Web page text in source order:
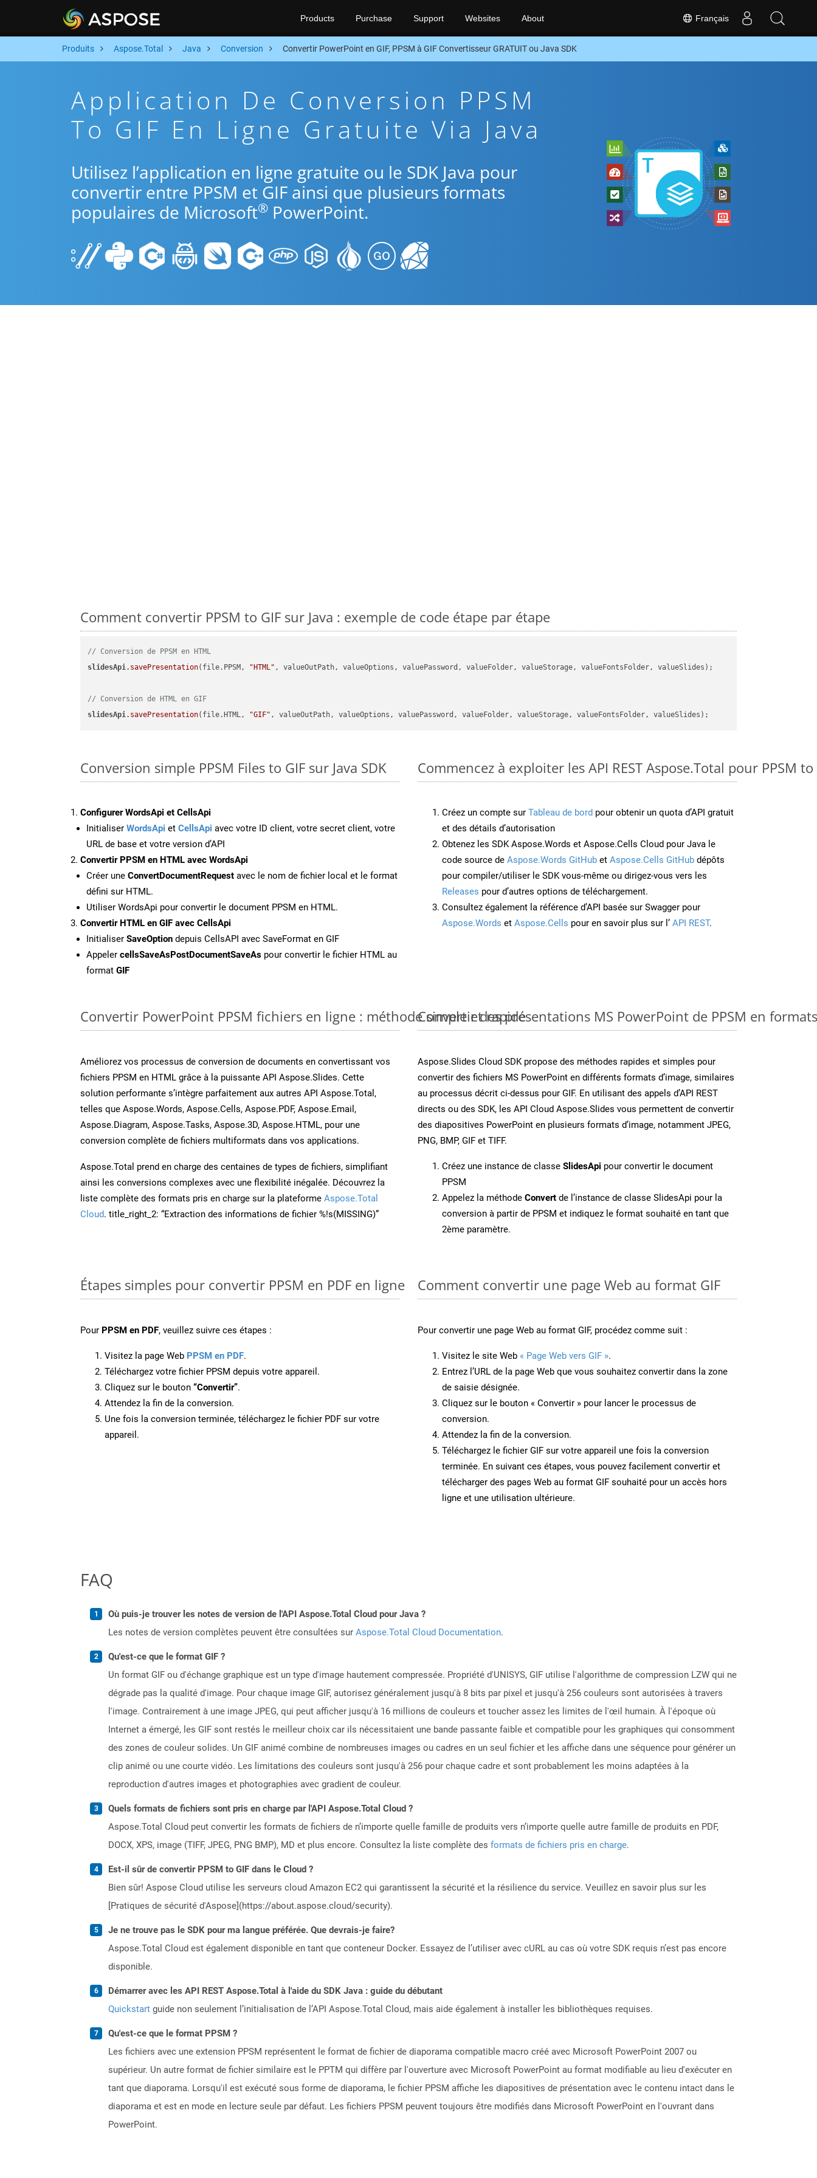
Français
Products Purchase Support Websites About
Produits Aspose.Total Java Conversion Convertir PowerPoint en GIF, PPSM à GIF Convertisseur GRATUIT ou Java SDK
Application De Conversion PPSM
To GIF En Ligne Gratuite Via Java
Utilisez l’application en ligne gratuite ou le SDK Java pour
convertir entre PPSM et GIF ainsi que plusieurs formats
populaires de Microsoft® PowerPoint.
Comment convertir PPSM to GIF sur Java : exemple de code étape par étape
// Conversion de PPSM en HTML
slidesApi.savePresentation(file.PPSM, "HTML" , valueOutPath, valueOptions, valuePassword, valueFolder, valueStorage, valueFontsFolder, valueSlides);
// Conversion de HTML en GIF
slidesApi.savePresentation(file.HTML, "GIF"
Conversion simple PPSM Files to GIF sur Java SDK
Configurer WordsApi et CellsApi
Initialiser WordsApi et CellsApi avec votre ID client, votre secret client, votre
URL de base et votre version d’API
Convertir PPSM en HTML avec WordsApi
Créer une ConvertDocumentRequest avec le nom de fichier local et le format
défini sur HTML.
Utiliser WordsApi pour convertir le document PPSM en HTML.
Convertir HTML en GIF avec CellsApi
Initialiser SaveOption depuis CellsAPI avec SaveFormat en GIF
Appeler cellsSaveAsPostDocumentSaveAs pour convertir le fichier HTML au
format GIF
Commencez à exploiter les API REST Aspose.Total pour PPSM to
Créez un compte sur Tableau de bord pour obtenir un quota d’API gratuit
et des détails d’autorisation
Obtenez les SDK Aspose.Words et Aspose.Cells Cloud pour Java le
code source de Aspose.Words GitHub et Aspose.Cells GitHub dépôts
pour compiler/utiliser le SDK vous-même ou dirigez-vous vers les
Releases pour d’autres options de téléchargement.
Consultez également la référence d’API basée sur Swagger pour
Aspose.Words et Aspose.Cells pour en savoir plus sur l’ API REST.
Convertir PowerPoint PPSM fichiers en ligne : méthode simple et rapide
Améliorez vos processus de conversion de documents en convertissant vos
fichiers PPSM en HTML grâce à la puissante API Aspose.Slides. Cette
solution performante s’intègre parfaitement aux autres API Aspose.Total,
telles que Aspose.Words, Aspose.Cells, Aspose.PDF, Aspose.Email,
Aspose.Diagram, Aspose.Tasks, Aspose.3D, Aspose.HTML, pour une
conversion complète de fichiers multiformats dans vos applications.
Aspose.Total prend en charge des centaines de types de fichiers, simplifiant
ainsi les conversions complexes avec une flexibilité inégalée. Découvrez la
liste complète des formats pris en charge sur la plateforme Aspose.Total
Cloud. title_right_2: “Extraction des informations de fichier %!s(MISSING)”
Convertir des présentations MS PowerPoint de PPSM en
Aspose.Slides Cloud SDK propose des méthodes rapides et simples pour
convertir des fichiers MS PowerPoint en différents formats d’image, similaires
au processus décrit ci-dessus pour GIF. En utilisant des appels d’API REST
directs ou des SDK, les API Cloud Aspose.Slides vous permettent de convertir
des diapositives PowerPoint en plusieurs formats d’image, notamment JPEG,
PNG, BMP, GIF et TIFF.
Créez une instance de classe SlidesApi pour convertir le document
PPSM
Appelez la méthode Convert de l’instance de classe SlidesApi pour la
conversion à partir de PPSM et indiquez le format souhaité en tant que
2ème paramètre.
Étapes simples pour convertir PPSM en PDF en ligne
Pour PPSM en PDF, veuillez suivre ces étapes :
Visitez la page Web PPSM en PDF.
Téléchargez votre fichier PPSM depuis votre appareil.
Cliquez sur le bouton “Convertir”.
Attendez la fin de la conversion.
Une fois la conversion terminée, téléchargez le fichier PDF sur votre
appareil.
Comment convertir une page Web au format GIF
Pour convertir une page Web au format GIF, procédez comme suit :
Visitez le site Web « Page Web vers GIF ».
Entrez l’URL de la page Web que vous souhaitez convertir dans la zone
de saisie désignée.
Cliquez sur le bouton « Convertir » pour lancer le processus de
conversion.
Attendez la fin de la conversion.
Téléchargez le fichier GIF sur votre appareil une fois la conversion
terminée. En suivant ces étapes, vous pouvez facilement convertir et
télécharger des pages Web au format GIF souhaité pour un accès hors
ligne et une utilisation ultérieure.
FAQ
Où puis-je trouver les notes de version de l'API Aspose.Total Cloud pour Java ?
Les notes de version complètes peuvent être consultées sur Aspose.Total Cloud Documentation.
Qu'est-ce que le format GIF ?
Un format GIF ou d'échange graphique est un type d'image hautement compressée. Propriété d'UNISYS, GIF utilise l'algorithme de compression LZW qui ne
dégrade pas la qualité d'image. Pour chaque image GIF, autorisez généralement jusqu'à 8 bits par pixel et jusqu'à 256 couleurs sont autorisées à travers
l'image. Contrairement à une image JPEG, qui peut afficher jusqu'à 16 millions de couleurs et toucher assez les limites de l'œil humain. À l'époque où
Internet a émergé, les GIF sont restés le meilleur choix car ils nécessitaient une bande passante faible et compatible pour les graphiques qui consomment
des zones de couleur solides. Un GIF animé combine de nombreuses images ou cadres en un seul fichier et les affiche dans une séquence pour générer un
clip animé ou une courte vidéo. Les limitations des couleurs sont jusqu'à 256 pour chaque cadre et sont probablement les moins adaptées à la
reproduction d'autres images et photographies avec gradient de couleur.
Quels formats de fichiers sont pris en charge par l'API Aspose.Total Cloud ?
Aspose.Total Cloud peut convertir les formats de fichiers de n’importe quelle famille de produits vers n’importe quelle autre famille de produits en PDF,
DOCX, XPS, image (TIFF, JPEG, PNG BMP), MD et plus encore. Consultez la liste complète des formats de fichiers pris en charge.
Est-il sûr de convertir PPSM to GIF dans le Cloud ?
Bien sûr! Aspose Cloud utilise les serveurs cloud Amazon EC2 qui garantissent la sécurité et la résilience du service. Veuillez en savoir plus sur les
[Pratiques de sécurité d'Aspose](https://about.aspose.cloud/security).
Je ne trouve pas le SDK pour ma langue préférée. Que devrais-je faire?
Aspose.Total Cloud est également disponible en tant que conteneur Docker. Essayez de l’utiliser avec cURL au cas où votre SDK requis n’est pas encore
disponible.
Démarrer avec les API REST Aspose.Total à l'aide du SDK Java : guide du débutant
Quickstart guide non seulement l’initialisation de l’API Aspose.Total Cloud, mais aide également à installer les bibliothèques requises.
Qu'est-ce que le format PPSM ?
Les fichiers avec une extension PPSM représentent le format de fichier de diaporama compatible macro créé avec Microsoft PowerPoint 2007 ou
supérieur. Un autre format de fichier similaire est le PPTM qui diffère par l'ouverture avec Microsoft PowerPoint au format modifiable au lieu d'exécuter en
tant que diaporama. Lorsqu'il est exécuté sous forme de diaporama, le fichier PPSM affiche les diapositives de présentation avec le contenu intact dans le
diaporama et est en mode en lecture seule par défaut. Les fichiers PPSM peuvent toujours être modifiés dans Microsoft PowerPoint en l'ouvrant dans
PowerPoint.